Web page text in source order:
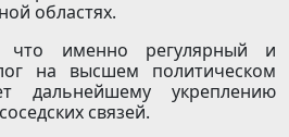
областях.
что именно регулярный и
на высшем политическом
дальнейшему укреплению
связей.